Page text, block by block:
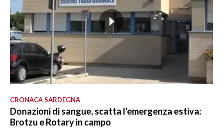
CRONACA SARDEGNA
Donazioni di sangue, scatta l'emergenza estiva:
Brotzu e Rotary in campo